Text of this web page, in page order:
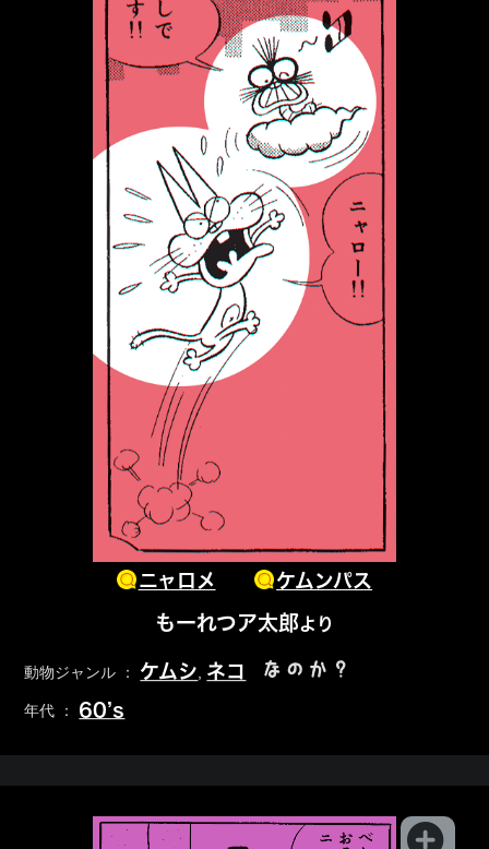
ニャロメ ケムンパス
もーれつア太郎より
動物ジャンル ： ケムシ, ネコ なのか？
年代 ： 60’s